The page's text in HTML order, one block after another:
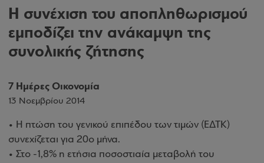
Η συνέχιση του αποπληθωρισμού
εμποδίζει την ανάκαμψη της
συνολικής ζήτησης
7 Ημέρες Οικονομία
13 Νοεμβρίου 2014
• Η πτώση του γενικού επιπέδου των τιμών (ΕΔΤΚ)
συνεχίζεται για 20ο μήνα.
• Στο -1,8% η ετήσια ποσοστιαία μεταβολή του